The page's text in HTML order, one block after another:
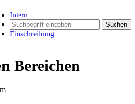
Intern
Suchen
Einschreibung
Bereichen